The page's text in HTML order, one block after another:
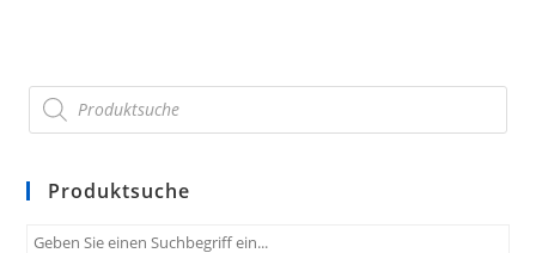
Liliput
Lima
Produktsuche